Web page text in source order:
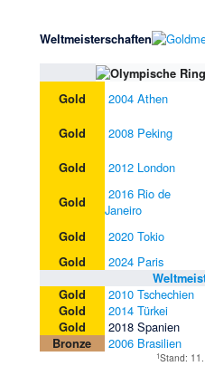
Weltmeisterschaften
Gold
2004 Athen
Gold
2008 Peking
Gold
2012 London
Gold
2016 Rio de
Janeiro
Gold
2020 Tokio
Gold
2024 Paris
Gold
2010 Tschechien
Gold
2014 Türkei
Gold
2018 Spanien
Bronze
2006 Brasilien
1Stand: